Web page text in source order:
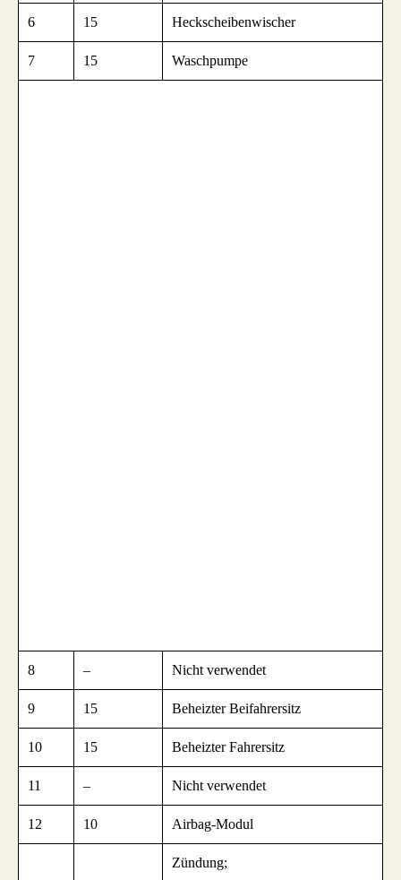
6 15 Heckscheibenwischer
7 15 Waschpumpe
8 – Nicht verwendet
9 15 Beheizter Beifahrersitz
10 15 Beheizter Fahrersitz
11 – Nicht verwendet
12 10 Airbag-Modul
Zündung;